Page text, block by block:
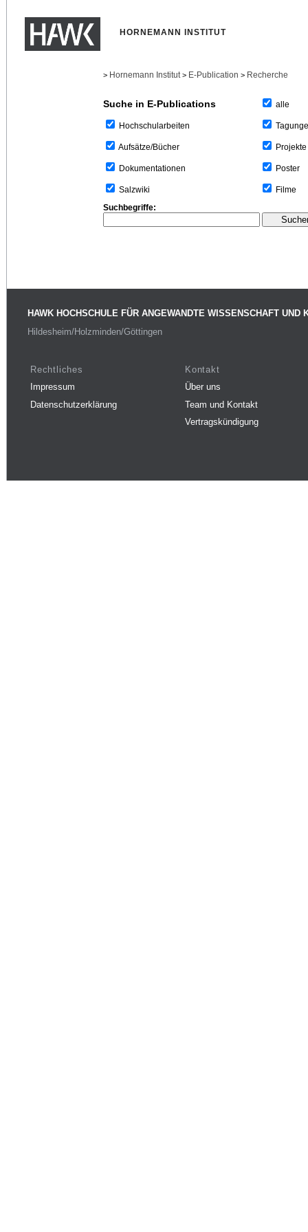
HORNEMANN INSTITUT
> Hornemann Institut > E-Publication > Recherche
Suche in E-Publications
Hochschularbeiten
Aufsätze/Bücher
Dokumentationen
Salzwiki
alle
Projekte
Poster
Filme
Suchbegriffe:
HAWK HOCHSCHULE FÜR ANGEWANDTE WISSENSCHAFT UND
Hildesheim/Holzminden/Göttingen
Rechtliches
Impressum
Datenschutzerklärung
Kontakt
Über uns
Team und Kontakt
Vertragskündigung